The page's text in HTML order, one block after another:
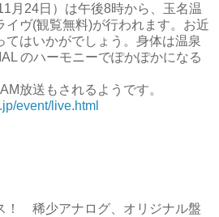
月24日）は午後8時から、玉名温
イヴ(観覧無料)が行われます。お近
てはいかがでしょう。身体は温泉
のハーモニーでぽかぽかになる
放送もされるようです。
event/live.html
！ 稀少アナログ、オリジナル盤